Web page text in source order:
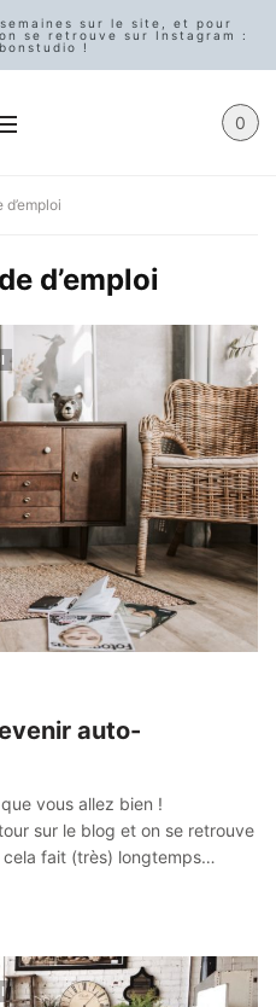
sur le site, et pour
se retrouve sur Instagram :
!
0
d’emploi
auto-
vous allez bien !
sur le blog et on se retrouve
cela fait (très) longtemps…